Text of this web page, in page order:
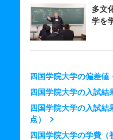
多文
学を
四国学院大学の偏差値
四国学院大学の入試結
四国学院大学の入試
点）
四国学院大学の学費